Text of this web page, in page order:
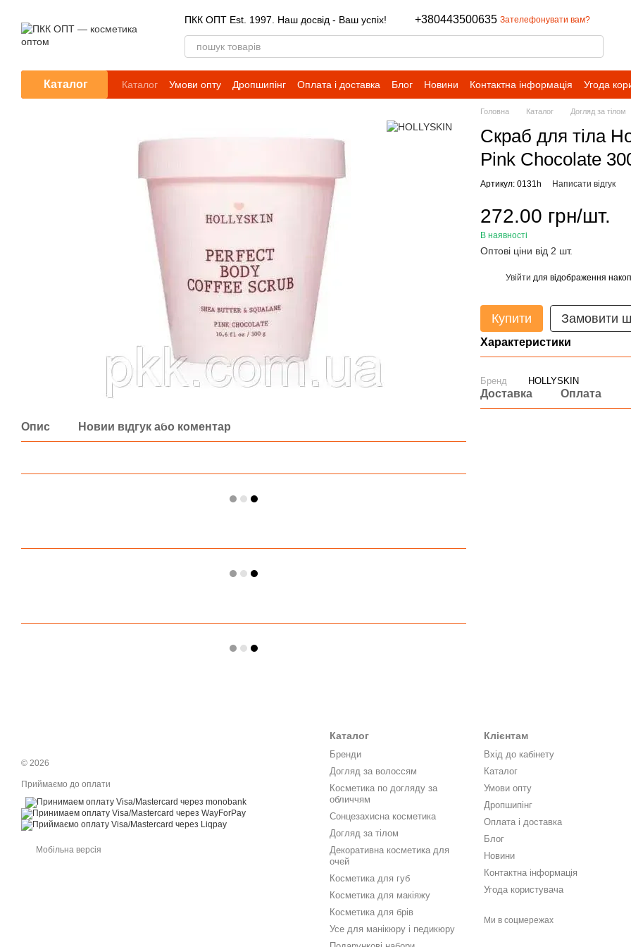
ПКК ОПТ Est. 1997. Наш досвід - Ваш успіх!
+380443500635 Зателефонувати вам?
Каталог Каталог Умови опту Дропшипінг Оплата і доставка Блог Новини Контактна інформація Угода
Опис Новий відгук або коментар
Головна Каталог Догляд за тілом
Скраб для тіла
Pink Chocolate
Артикул: 0131h Написати відгук
272.00 грн/шт.
В наявності
Оптові ціни від 2 шт.
Увійти для відображення
Купити Замовити
Характеристики
Бренд HOLLYSKIN
Доставка Оплата
© 2026
Приймаємо до оплати
Мобільна версія
Каталог
Бренди
Догляд за волоссям
Косметика по догляду за
обличчям
Сонцезахисна косметика
Догляд за тілом
Декоративна косметика для
очей
Косметика для губ
Косметика для макіяжу
Косметика для брів
Усе для манікюру і педикюру
Клієнтам
Вхід до кабінету
Каталог
Умови опту
Дропшипінг
Оплата і доставка
Блог
Новини
Контактна інформація
Угода користувача
Ми в соцмережах